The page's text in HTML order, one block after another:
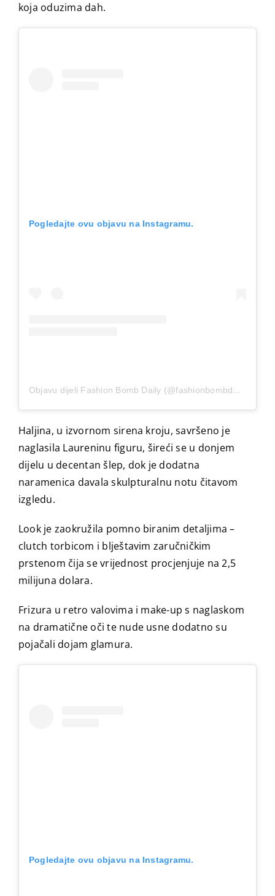
koja oduzima dah.
Pogledajte ovu objavu na Instagramu.
Objavu dijeli Fashion Bomb Daily (@fashionbombdaily)
Haljina, u izvornom sirena kroju, savršeno je
naglasila Laureninu figuru, šireći se u donjem
dijelu u decentan šlep, dok je dodatna
naramenica davala skulpturalnu notu čitavom
izgledu.
Look je zaokružila pomno biranim detaljima –
clutch torbicom i blještavim zaručničkim
prstenom čija se vrijednost procjenjuje na 2,5
milijuna dolara.
Frizura u retro valovima i make-up s naglaskom
na dramatične oči te nude usne dodatno su
pojačali dojam glamura.
Pogledajte ovu objavu na Instagramu.